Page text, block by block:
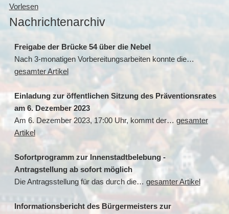
Vorlesen
Nachrichtenarchiv
Freigabe der Brücke 54 über die Nebel
Nach 3-monatigen Vorbereitungsarbeiten konnte die…
gesamter Artikel
Einladung zur öffentlichen Sitzung des Präventionsrates
am 6. Dezember 2023
Am 6. Dezember 2023, 17:00 Uhr, kommt der… gesamter
Artikel
Sofortprogramm zur Innenstadtbelebung -
Antragstellung ab sofort möglich
Die Antragsstellung für das durch die… gesamter Artikel
Informationsbericht des Bürgermeisters zur